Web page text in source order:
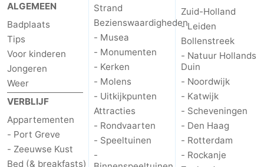
ALGEMEEN
Badplaats
Tips
Voor kinderen
Jongeren
Weer
VERBLIJF
Appartementen
- Port Greve
- Zeeuwse Kust
Bed (& breakfasts)
Strand
Bezienswaardigheden
- Musea
- Monumenten
- Kerken
- Molens
- Uitkijkpunten
Attracties
- Rondvaarten
- Speeltuinen
-
Zuid-Holland
- Leiden
Bollenstreek
- Natuur Hollands
Duin
- Noordwijk
- Katwijk
- Scheveningen
- Den Haag
- Rotterdam
- Rockanje